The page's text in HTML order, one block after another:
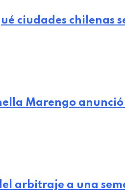
ciudades chilenas
Marengo
arbitraje a una